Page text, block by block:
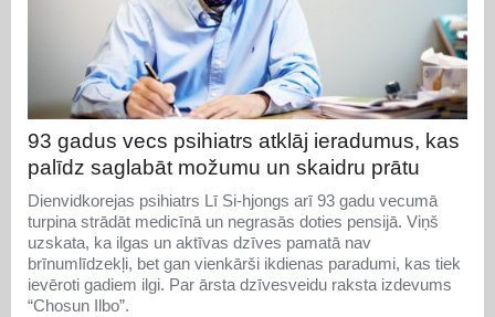
93 gadus vecs psihiatrs atklāj ieradumus, kas
palīdz saglabāt možumu un skaidru prātu
Dienvidkorejas psihiatrs Lī Si-hjongs arī 93 gadu vecumā
turpina strādāt medicīnā un negrasās doties pensijā. Viņš
uzskata, ka ilgas un aktīvas dzīves pamatā nav
brīnumlīdzekļi, bet gan vienkārši ikdienas paradumi, kas tiek
ievēroti gadiem ilgi. Par ārsta dzīvesveidu raksta izdevums
“Chosun Ilbo”.